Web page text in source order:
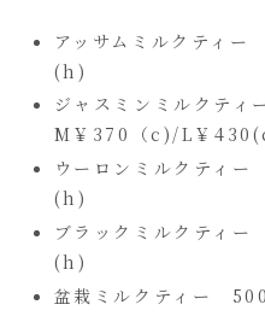
アッサムミルクティ
(h)
ジャスミンミルクティ
M￥370（c)/L￥
ウーロンミルクティ
(h)
ブラックミルクティ
(h)
盆栽ミルクティー 500